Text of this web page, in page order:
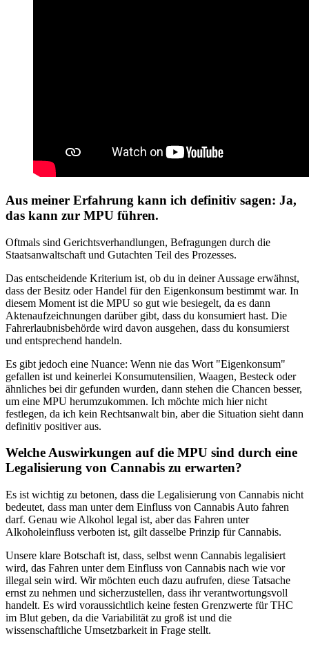
Aus meiner Erfahrung kann ich definitiv sagen: Ja,
das kann zur MPU führen.
Oftmals sind Gerichtsverhandlungen, Befragungen durch die
Staatsanwaltschaft und Gutachten Teil des Prozesses.
Das entscheidende Kriterium ist, ob du in deiner Aussage erwähnst,
dass der Besitz oder Handel für den Eigenkonsum bestimmt war. In
diesem Moment ist die MPU so gut wie besiegelt, da es dann
Aktenaufzeichnungen darüber gibt, dass du konsumiert hast. Die
Fahrerlaubnisbehörde wird davon ausgehen, dass du konsumierst
und entsprechend handeln.
Es gibt jedoch eine Nuance: Wenn nie das Wort "Eigenkonsum"
gefallen ist und keinerlei Konsumutensilien, Waagen, Besteck oder
ähnliches bei dir gefunden wurden, dann stehen die Chancen besser,
um eine MPU herumzukommen. Ich möchte mich hier nicht
festlegen, da ich kein Rechtsanwalt bin, aber die Situation sieht dann
definitiv positiver aus.
Welche Auswirkungen auf die MPU sind durch eine
Legalisierung von Cannabis zu erwarten?
Es ist wichtig zu betonen, dass die Legalisierung von Cannabis nicht
bedeutet, dass man unter dem Einfluss von Cannabis Auto fahren
darf. Genau wie Alkohol legal ist, aber das Fahren unter
Alkoholeinfluss verboten ist, gilt dasselbe Prinzip für Cannabis.
Unsere klare Botschaft ist, dass, selbst wenn Cannabis legalisiert
wird, das Fahren unter dem Einfluss von Cannabis nach wie vor
illegal sein wird. Wir möchten euch dazu aufrufen, diese Tatsache
ernst zu nehmen und sicherzustellen, dass ihr verantwortungsvoll
handelt. Es wird voraussichtlich keine festen Grenzwerte für THC
im Blut geben, da die Variabilität zu groß ist und die
wissenschaftliche Umsetzbarkeit in Frage stellt.